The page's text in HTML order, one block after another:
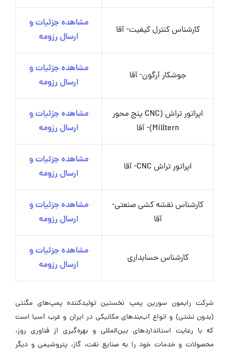
کارشناس کنترل کیفیت- آقا
مشاهده جزئیات و
ارسال رزومه
جوشکار آرگون- آقا
مشاهده جزئیات و
ارسال رزومه
اپراتور تراش (CNC پنج محور
Milltern)- آقا
مشاهده جزئیات و
ارسال رزومه
اپراتور تراش CNC- آقا
مشاهده جزئیات و
ارسال رزومه
کارشناس نقشه کشی صنعتی-
آقا
مشاهده جزئیات و
ارسال رزومه
کارشناس حسابداری
مشاهده جزئیات و
ارسال رزومه
شرکت رایمون سورین پمپ نخستین تولیدکننده پمپ‌های مگنتی
(بدون نشتی) و انواع آب‌بندهای مکانیکی در ایران و غرب آسیا است
که با رعایت استانداردهای بین‌المللی و بهره‌گیری از فناوری روز،
محصولات و خدمات خود را به صنایع نفت، گاز، پتروشیمی و دیگر